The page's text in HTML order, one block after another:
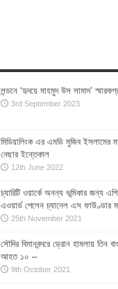
লন্ডনে ‘হৃদয়ে মাহমুদ উস সামাদ’
3rd September 2023
মিডিয়ালিংক এর এমডি মুজিব ইসলামের
নেছার ইন্তেকাল
12th June 2022
চ্যারিটি ওয়ার্কে অনন্য ভূমিকার জন্য
এওয়ার্ড পেলেন চ্যানেল এস ফাউণ্ডার
25th November 2021
সৌদির বিমানবন্দরে ড্রোন হামলায় তিন
আহত ১০ –
9th October 2021